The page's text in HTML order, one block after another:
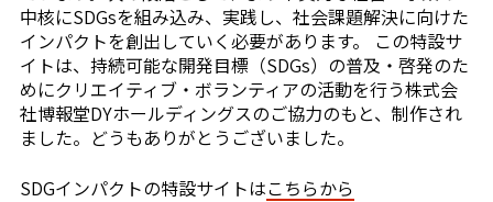
中核にSDGsを組み込み、実践し、社会課題解決に向けた
インパクトを創出していく必要があります。 この特設サ
イトは、持続可能な開発目標（SDGs）の普及・啓発のた
めにクリエイティブ・ボランティアの活動を行う株式会
社博報堂DYホールディングスのご協力のもと、制作され
ました。どうもありがとうございました。
SDGインパクトの特設サイトはこちらから